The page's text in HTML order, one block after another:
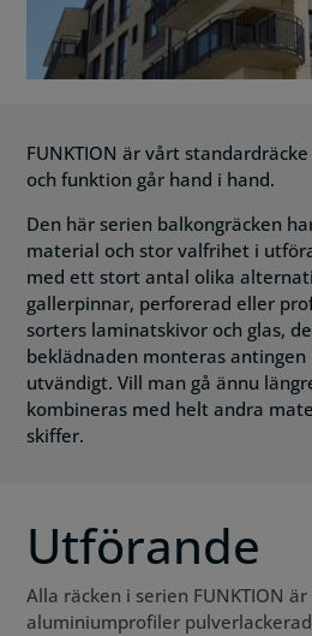
FUNKTION är vårt
och funktion går hand i hand.
Den här serien balkongräcken
material och stor valfrihet i
med ett stort antal olika
gallerpinnar, perforerad eller
sorters laminatskivor och glas,
beklädnaden monteras
utvändigt. Vill man gå ännu
kombineras med helt andra
skiffer.
Utförande
Alla räcken i serien FUNKTION
aluminiumprofiler